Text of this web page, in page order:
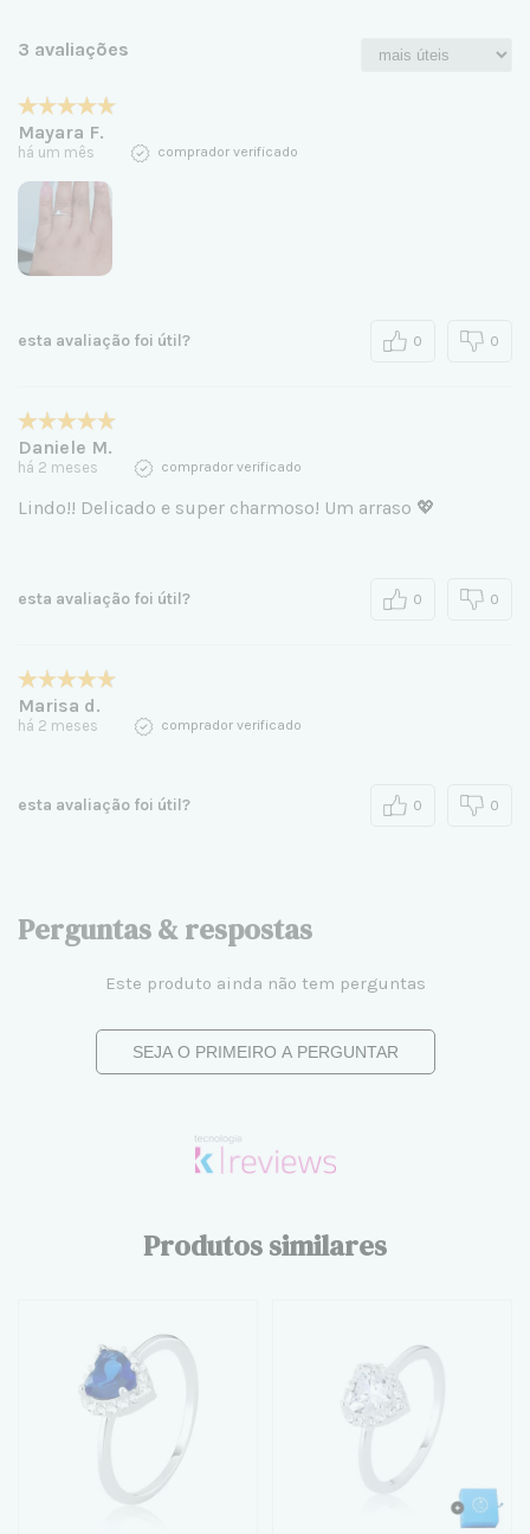
3 avaliações
Mayara F.
há um mês comprador verificado
esta avaliação foi útil? 0 0
Daniele M.
há 2 meses comprador verificado
Lindo!! Delicado e super charmoso! Um arraso 💖
esta avaliação foi útil? 0 0
Marisa d.
há 2 meses comprador verificado
esta avaliação foi útil? 0 0
Perguntas & respostas
Este produto ainda não tem perguntas
SEJA O PRIMEIRO A PERGUNTAR
Produtos similares